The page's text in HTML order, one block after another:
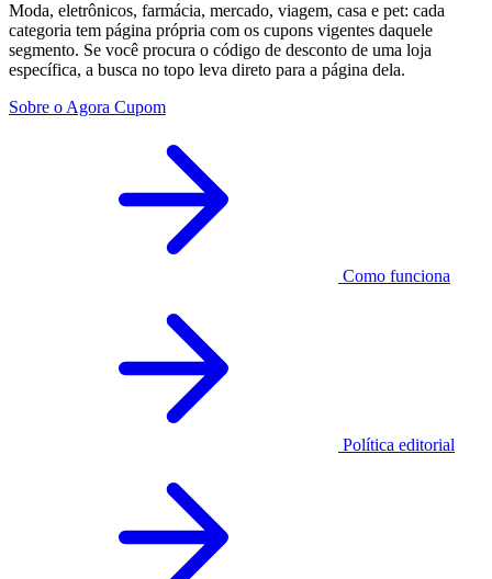
Moda, eletrônicos, farmácia, mercado, viagem, casa e pet: cada
categoria tem página própria com os cupons vigentes daquele
segmento. Se você procura o código de desconto de uma loja
específica, a busca no topo leva direto para a página dela.
Sobre o Agora Cupom
Como funciona
Política editorial